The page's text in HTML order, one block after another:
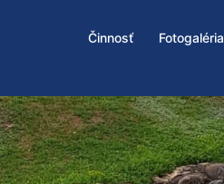
Činnosť Fotogaléria